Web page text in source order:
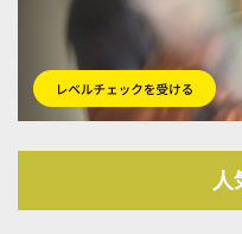
人